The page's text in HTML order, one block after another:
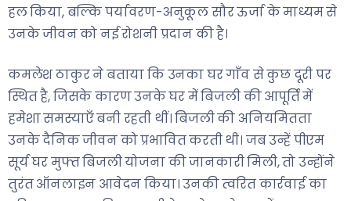
हल किया, बल्कि पर्यावरण-अनुकूल सौर ऊर्जा के माध्यम से
उनके जीवन को नई रोशनी प्रदान की है।
कमलेश ठाकुर ने बताया कि उनका घर गाँव से कुछ दूरी पर
स्थित है, जिसके कारण उनके घर में बिजली की आपूर्ति में
हमेशा समस्याएँ बनी रहती थीं। बिजली की अनियमितता
उनके दैनिक जीवन को प्रभावित करती थी। जब उन्हें पीएम
सूर्य घर मुफ्त बिजली योजना की जानकारी मिली, तो उन्होंने
तुरंत ऑनलाइन आवेदन किया। उनकी त्वरित कार्रवाई का